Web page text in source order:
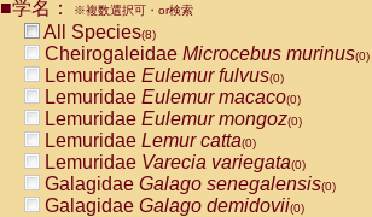
■学名： ※複数選択可・or検索
All Species(8)
Cheirogaleidae Microcebus murinus(0)
Lemuridae Eulemur fulvus(0)
Lemuridae Eulemur macaco(0)
Lemuridae Eulemur mongoz(0)
Lemuridae Lemur catta(0)
Lemuridae Varecia variegata(0)
Galagidae Galago senegalensis(0)
Galagidae Galago demidovii(0)